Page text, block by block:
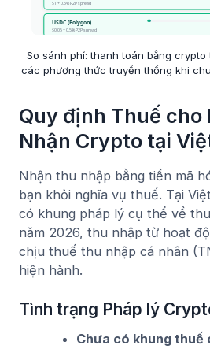
So sánh phí: thanh toán bằng
các phương thức truyền thống khi
Quy định Thuế cho
Nhận Crypto tại
Nhận thu nhập bằng tiền mã
bạn khỏi nghĩa vụ thuế. Tại
có khung pháp lý cụ thể về
năm 2026, thu nhập từ hoạt
chịu thuế thu nhập cá nhân
hiện hành.
Tình trạng Pháp lý
Chưa có khung